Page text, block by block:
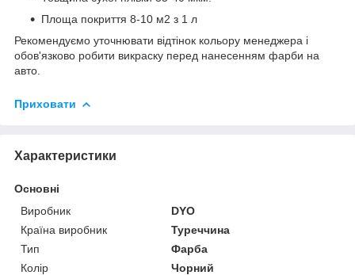
Площа покриття 8-10 м2 з 1 л
Рекомендуємо уточнювати відтінок кольору менеджера і
обов'язково робити викраску перед нанесенням фарби на
авто.
Приховати
Характеристики
Основні
Виробник
DYO
Країна виробник
Туреччина
Тип
Фарба
Колір
Чорний